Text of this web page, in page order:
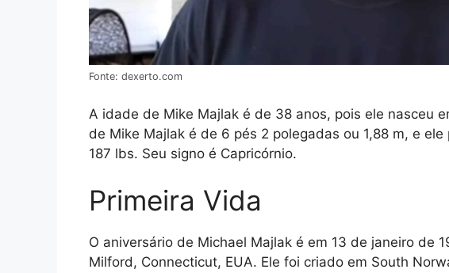
Fonte: dexerto.com
A idade de Mike Majlak é de 38 anos, pois ele nasceu
de Mike Majlak é de 6 pés 2 polegadas ou 1,88 m, e
187 lbs. Seu signo é Capricórnio.
Primeira Vida
O aniversário de Michael Majlak é em 13 de janeiro de
Milford, Connecticut, EUA. Ele foi criado em South